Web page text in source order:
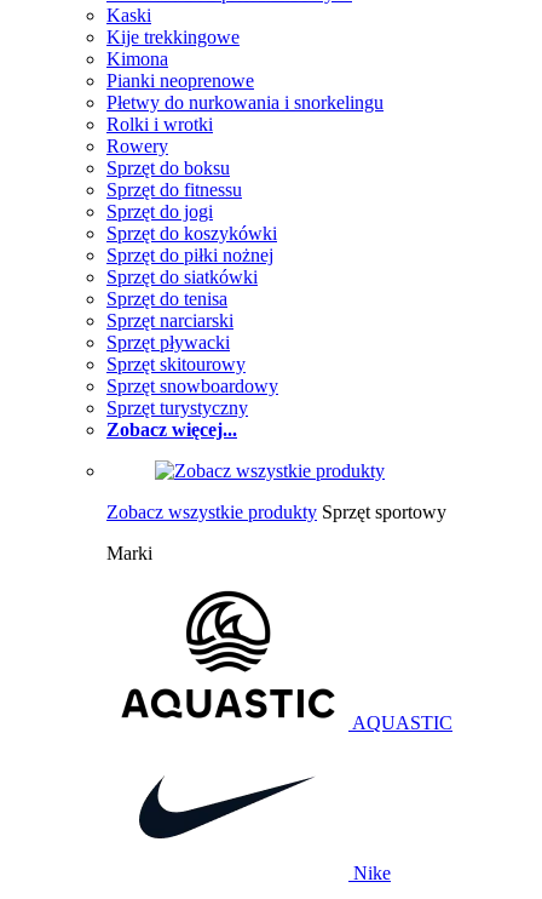
Kaski
Kije trekkingowe
Kimona
Pianki neoprenowe
Płetwy do nurkowania i snorkelingu
Rolki i wrotki
Rowery
Sprzęt do boksu
Sprzęt do fitnessu
Sprzęt do jogi
Sprzęt do koszykówki
Sprzęt do piłki nożnej
Sprzęt do siatkówki
Sprzęt do tenisa
Sprzęt narciarski
Sprzęt pływacki
Sprzęt skitourowy
Sprzęt snowboardowy
Sprzęt turystyczny
Zobacz więcej...
Zobacz wszystkie produkty Sprzęt sportowy
Marki
AQUASTIC
Nike